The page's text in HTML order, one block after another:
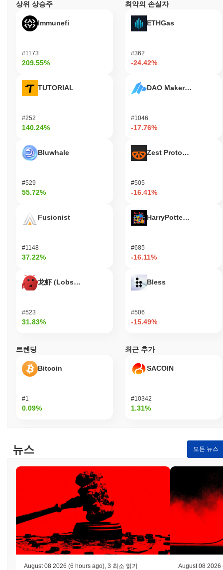
상위 상승주
Immunefi
#1173
209.55%
TUTORIAL
#252
140.24%
Bluwhale
#529
55.72%
Fusionist
#1148
37.22%
龙虾 (Lobster)
#523
31.83%
최악의 손실자
ETHGas
#362
-24.42%
DAO Maker Token
#1046
-17.76%
Zest Protocol
#505
-16.41%
#685
-16.11%
Bless
#506
-15.49%
트렌딩
Bitcoin
#1
0.09%
최근 추가
SACOIN
#10342
1.31%
뉴스 모든 뉴스
August 08 2026 (6 hours ago) 3 최소 읽기 August 08 2026